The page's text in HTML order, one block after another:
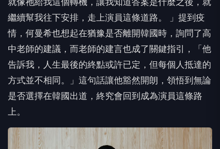
繼續幫我往下安排，走上演員這條道路。 」提到疫
情，何曼希也想起在猶豫是否離開韓國時，詢問了高
中老師的建議，而老師的建言也成了關鍵指引，「他
告訴我，人生最後的終點或許已定，但每個人抵達的
方式並不相同。」這句話讓他豁然開朗，領悟到無論
是否選擇在韓國出道，終究會回到成為演員這條路
上。